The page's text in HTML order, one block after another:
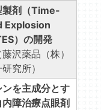
製剤（Time-
Explosion
）の開発
沢薬品（株）
究所）
ンを主成分とす
障治療点眼剤